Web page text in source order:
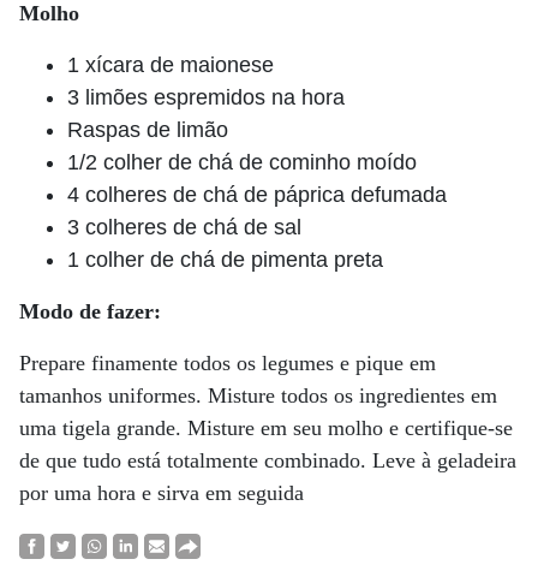
Molho
1 xícara de maionese
3 limões espremidos na hora
Raspas de limão
1/2 colher de chá de cominho moído
4 colheres de chá de páprica defumada
3 colheres de chá de sal
1 colher de chá de pimenta preta
Modo de fazer:
Prepare finamente todos os legumes e pique em
tamanhos uniformes. Misture todos os ingredientes em
uma tigela grande. Misture em seu molho e certifique-se
de que tudo está totalmente combinado. Leve à geladeira
por uma hora e sirva em seguida